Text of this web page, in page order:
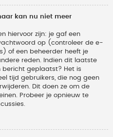
kan nu niet meer
hiervoor zijn: je gaf een
op (controleer de e-
of een beheerder heeft je
reden. Indien dit laatste
bericht geplaatst? Het is
tijd gebruikers, die nog geen
Dit doen ze om de
Probeer je opnieuw te